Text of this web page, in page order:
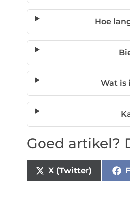
Hoe
Wat is
Goed artikel?
X (Twitter)